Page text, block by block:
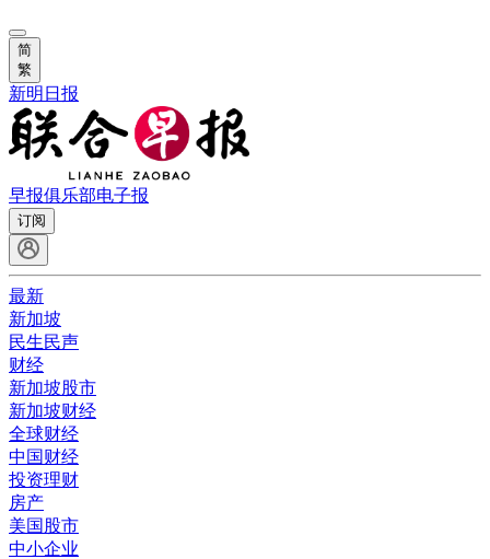
简
繁
新明日报
早报俱乐部电子报
订阅
最新
新加坡
民生民声
财经
新加坡股市
新加坡财经
全球财经
中国财经
投资理财
房产
美国股市
中小企业